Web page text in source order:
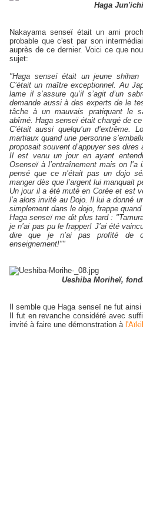
Haga
Nakayama senseï était un ami
probable que c'est par son
auprès de ce dernier. Voici ce que
sujet:
"Haga senseï était un jeune
C’était un maître exceptionnel. Au
lame il s’assure qu’il s’agit d’un
demande aussi à des experts de le
tâche à un mauvais pratiquant le
abîmé. Haga senseï était chargé de
C’était aussi quelqu’un d’extrême.
martiaux quand une personne
proposait souvent d’appuyer ses
Il est venu un jour en ayant
Osenseï à l’entraînement mais on
pensé que ce n’était pas un dojo
manger dès que l’argent lui manquait
Un jour il a été muté en Corée et est
l’a alors invité au Dojo. Il lui a donné
simplement dans le dojo, frappe
Haga senseï me dit plus tard :
je n’ai pas pu le frapper! J’ai été
dire que je n’ai pas profité de
enseignement!""
Ueshiba Moriheï,
Il semble que Haga senseï ne fut
Il fut en revanche considéré avec
invité à faire une démonstration à